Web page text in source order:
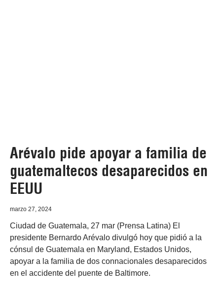
Arévalo pide apoyar a familia de
guatemaltecos desaparecidos en
EEUU
marzo 27, 2024
Ciudad de Guatemala, 27 mar (Prensa Latina) El
presidente Bernardo Arévalo divulgó hoy que pidió a la
cónsul de Guatemala en Maryland, Estados Unidos,
apoyar a la familia de dos connacionales desaparecidos
en el accidente del puente de Baltimore.